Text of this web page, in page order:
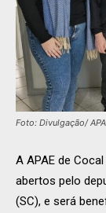
Foto: Divulgação/
A APAE de
abertos pelo
(SC), e será